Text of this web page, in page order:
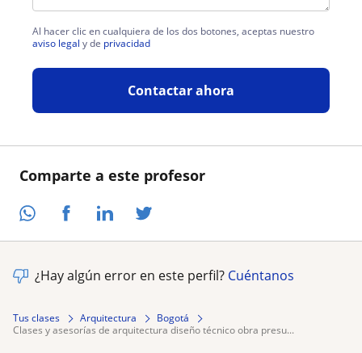
Comparte a este profesor
Al hacer clic en cualquiera de los dos botones, aceptas nuestro
aviso legal y de privacidad
Contactar ahora
¿Hay algún error en este perfil? Cuéntanos
Tus clases Arquitectura
Bogotá
clases y asesorías de arquitectura diseño técnico obra presu...